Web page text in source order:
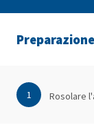
Preparazione
1 Rosolare